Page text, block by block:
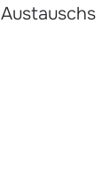
Austauschs